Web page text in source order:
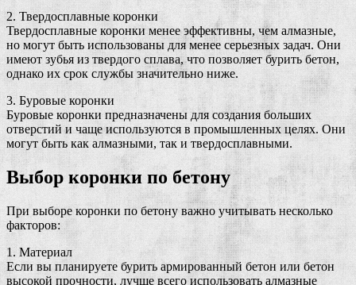
2. Твердосплавные коронки
Твердосплавные коронки менее эффективны, чем алмазные,
но могут быть использованы для менее серьезных задач. Они
имеют зубья из твердого сплава, что позволяет бурить бетон,
однако их срок службы значительно ниже.
3. Буровые коронки
Буровые коронки предназначены для создания больших
отверстий и чаще используются в промышленных целях. Они
могут быть как алмазными, так и твердосплавными.
Выбор коронки по бетону
При выборе коронки по бетону важно учитывать несколько
факторов:
1. Материал
Если вы планируете бурить армированный бетон или бетон
высокой прочности, лучше всего использовать алмазные